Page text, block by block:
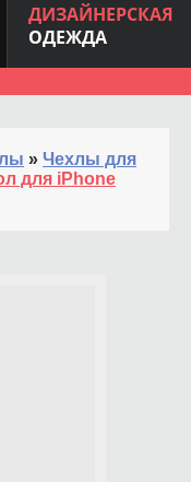
ДИЗАЙНЕРСКАЯ
ОДЕЖДА
» Чехлы для
для iPhone